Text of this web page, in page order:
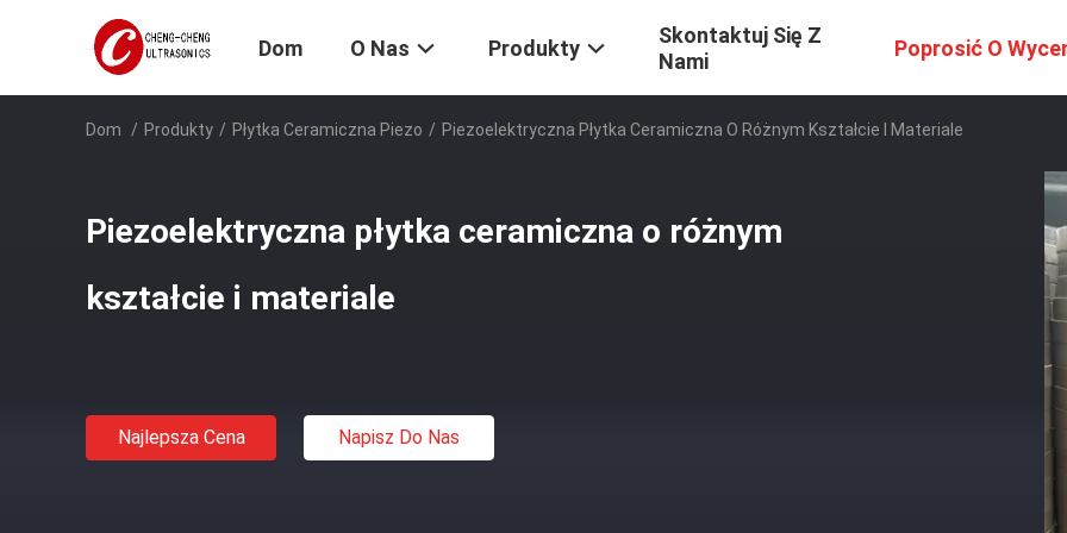
Dom O Nas Produkty
Skontaktuj Się Z
Nami
Poprosić O
Dom / Produkty / Płytka Ceramiczna Piezo / Piezoelektryczna Płytka Ceramiczna O Różnym Kształcie I Materiale
Piezoelektryczna płytka ceramiczna o różnym
kształcie i materiale
Najlepsza Cena Napisz Do Nas